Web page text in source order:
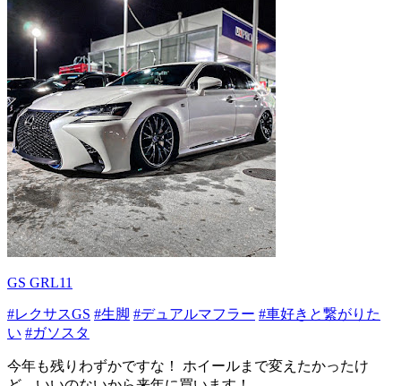
GS GRL11
#レクサスGS #生脚 #デュアルマフラー #車好きと繋がりた
い #ガソスタ
今年も残りわずかですな！ ホイールまで変えたかったけ